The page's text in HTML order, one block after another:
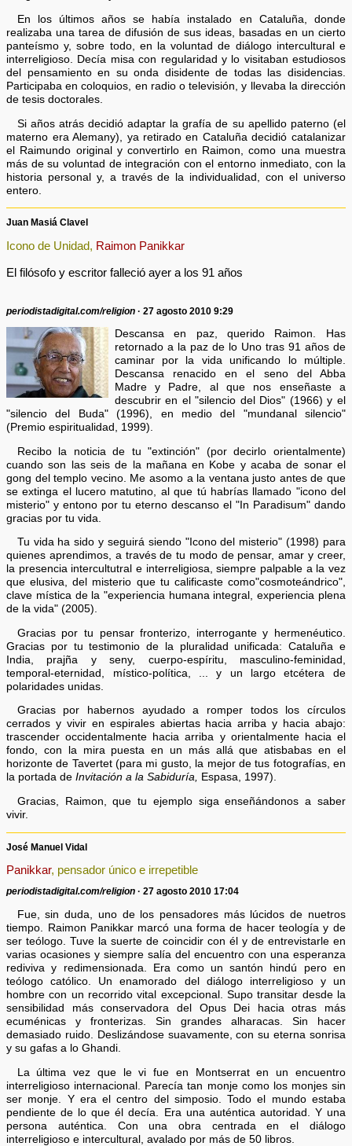
En los últimos años se había instalado en Cataluña, donde
realizaba una tarea de difusión de sus ideas, basadas en un cierto
panteísmo y, sobre todo, en la voluntad de diálogo intercultural e
interreligioso. Decía misa con regularidad y lo visitaban estudiosos
del pensamiento en su onda disidente de todas las disidencias.
Participaba en coloquios, en radio o televisión, y llevaba la dirección
de tesis doctorales.
Si años atrás decidió adaptar la grafía de su apellido paterno (el
materno era Alemany), ya retirado en Cataluña decidió catalanizar
el Raimundo original y convertirlo en Raimon, como una muestra
más de su voluntad de integración con el entorno inmediato, con la
historia personal y, a través de la individualidad, con el universo
entero.
Juan Masiá Clavel
Icono de Unidad, Raimon Panikkar
El filósofo y escritor falleció ayer a los 91 años
periodistadigital.com/religion · 27 agosto 2010 9:29
Descansa en paz, querido Raimon. Has
retornado a la paz de lo Uno tras 91 años de
caminar por la vida unificando lo múltiple.
Descansa renacido en el seno del Abba
Madre y Padre, al que nos enseñaste a
descubrir en el "silencio del Dios" (1966) y el
"silencio del Buda" (1996), en medio del "mundanal silencio"
(Premio espiritualidad, 1999).
Recibo la noticia de tu "extinción" (por decirlo orientalmente)
cuando son las seis de la mañana en Kobe y acaba de sonar el
gong del templo vecino. Me asomo a la ventana justo antes de que
se extinga el lucero matutino, al que tú habrías llamado "icono del
misterio" y entono por tu eterno descanso el "In Paradisum" dando
gracias por tu vida.
Tu vida ha sido y seguirá siendo "Icono del misterio" (1998) para
quienes aprendimos, a través de tu modo de pensar, amar y creer,
la presencia intercultutral e interreligiosa, siempre palpable a la vez
que elusiva, del misterio que tu calificaste como"cosmoteándrico",
clave mística de la "experiencia humana integral, experiencia plena
de la vida" (2005).
Gracias por tu pensar fronterizo, interrogante y hermenéutico.
Gracias por tu testimonio de la pluralidad unificada: Cataluña e
India, prajña y seny, cuerpo-espíritu, masculino-feminidad,
temporal-eternidad, místico-política, ... y un largo etcétera de
polaridades unidas.
Gracias por habernos ayudado a romper todos los círculos
cerrados y vivir en espirales abiertas hacia arriba y hacia abajo:
trascender occidentalmente hacia arriba y orientalmente hacia el
fondo, con la mira puesta en un más allá que atisbabas en el
horizonte de Tavertet (para mi gusto, la mejor de tus fotografías, en
la portada deInvitación a la Sabiduría, Espasa, 1997).
Gracias, Raimon, que tu ejemplo siga enseñándonos a saber
vivir.
José Manuel Vidal
Panikkar, pensador único e irrepetible
periodistadigital.com/religion · 27 agosto 2010 17:04
Fue, sin duda, uno de los pensadores más lúcidos de nuetros
tiempo. Raimon Panikkar marcó una forma de hacer teología y de
ser teólogo. Tuve la suerte de coincidir con él y de entrevistarle en
varias ocasiones y siempre salía del encuentro con una esperanza
rediviva y redimensionada. Era como un santón hindú pero en
teólogo católico. Un enamorado del diálogo interreligioso y un
hombre con un recorrido vital excepcional. Supo transitar desde la
sensibilidad más conservadora del Opus Dei hacia otras más
ecuménicas y fronterizas. Sin grandes alharacas. Sin hacer
demasiado ruido. Deslizándose suavamente, con su eterna sonrisa
y su gafas a lo Ghandi.
La última vez que le vi fue en Montserrat en un encuentro
interreligioso internacional. Parecía tan monje como los monjes sin
ser monje. Y era el centro del simposio. Todo el mundo estaba
pendiente de lo que él decía. Era una auténtica autoridad. Y una
persona auténtica. Con una obra centrada en el diálogo
interreligioso e intercultural, avalado por más de 50 libros.